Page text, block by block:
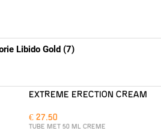
Libido Gold (7)
EXTREME ERECTION CREAM
€ 27.50
TUBE MET 50 ML CREME